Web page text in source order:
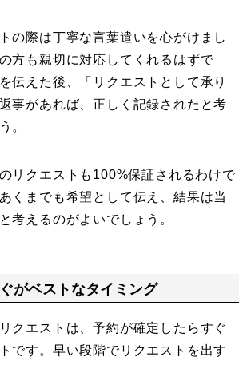
の際は丁寧な言葉遣いを心がけまし
方も親切に対応してくれるはずで
伝えた後、「リクエストとして承り
事があれば、正しく記録されたと考
。
リクエストも100%保証されるわけで
くまでも希望として伝え、結果は当
考えるのがよいでしょう。
がベストなタイミング
クエストは、予約が確定したらすぐ
です。早い段階でリクエストを出す